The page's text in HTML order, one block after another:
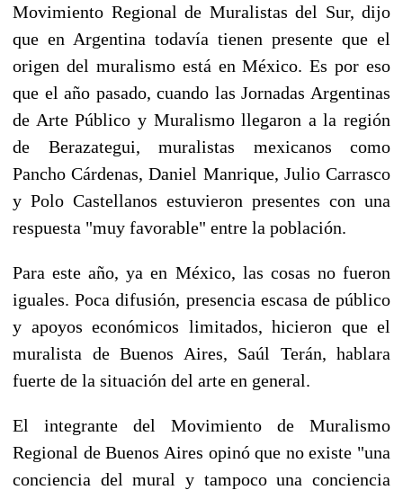
Movimiento Regional de Muralistas del Sur, dijo
que en Argentina todavía tienen presente que el
origen del muralismo está en México. Es por eso
que el año pasado, cuando las Jornadas Argentinas
de Arte Público y Muralismo llegaron a la región
de Berazategui, muralistas mexicanos como
Pancho Cárdenas, Daniel Manrique, Julio Carrasco
y Polo Castellanos estuvieron presentes con una
respuesta "muy favorable" entre la población.
Para este año, ya en México, las cosas no fueron
iguales. Poca difusión, presencia escasa de público
y apoyos económicos limitados, hicieron que el
muralista de Buenos Aires, Saúl Terán, hablara
fuerte de la situación del arte en general.
El integrante del Movimiento de Muralismo
Regional de Buenos Aires opinó que no existe "una
conciencia del mural y tampoco una conciencia